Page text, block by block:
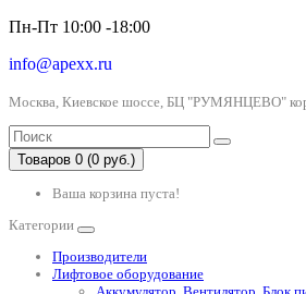
Пн-Пт 10:00 -18:00
info@apexx.ru
Москва, Киевское шоссе, БЦ "РУМЯНЦЕВО"
Товаров 0 (0 руб.)
Ваша корзина пуста!
Категории
Производители
Лифтовое оборудование